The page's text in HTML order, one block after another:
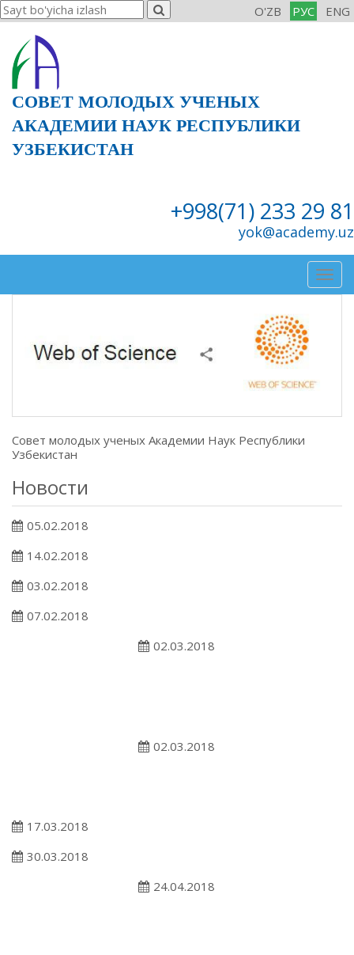
O'ZB РУС ENG
СОВЕТ МОЛОДЫХ УЧЕНЫХ
АКАДЕМИИ НАУК РЕСПУБЛИКИ
УЗБЕКИСТАН
+998(71) 233 29 81
yok@academy.uz
Совет молодых ученых Академии Наук Республики
Узбекистан
Новости
05.02.2018
14.02.2018
03.02.2018
07.02.2018
02.03.2018
02.03.2018
17.03.2018
30.03.2018
24.04.2018